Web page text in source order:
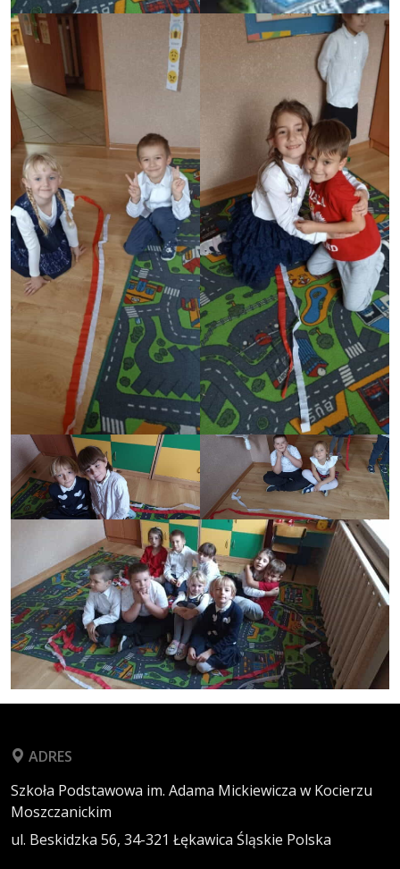
ADRES
Szkoła Podstawowa im. Adama Mickiewicza w Kocierzu
Moszczanickim
ul. Beskidzka 56, 34-321 Łękawica Śląskie Polska